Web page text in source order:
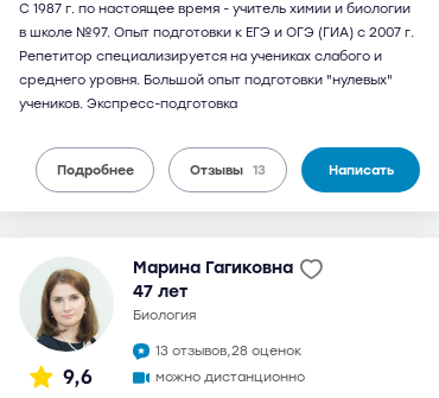
С 1987 г. по настоящее время - учитель химии и биологии
в школе №97. Опыт подготовки к ЕГЭ и ОГЭ (ГИА) с 2007 г.
Репетитор специализируется на учениках слабого и
среднего уровня. Большой опыт подготовки "нулевых"
учеников. Экспресс-подготовка
Подробнее Отзывы 13 Написать
9,6
Марина Гагиковна
47 лет
биология
13 отзывов,28 оценок
можно дистанционно